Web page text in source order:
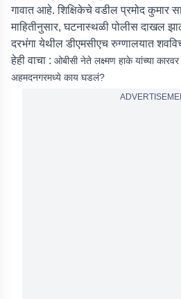
गावात आहे. शिक्षिकेचे वडील प्रमोद कुमार
माहितीनुसार, घटनास्थळी पोलीस दाखल
दरभंगा येथील डीएमसीएच रुग्णालयात
हेही वाचा : ओबीसी नेते लक्ष्मण हाके यांच्या कारवर
अहमदनगरमध्ये काय घडलं?